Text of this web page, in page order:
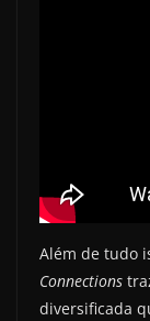
Além de tudo
Connections
diversificada